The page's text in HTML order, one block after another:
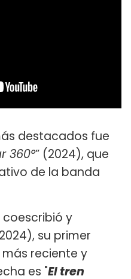
destacados fue
360°” (2024), que
de la banda
coescribió y
su primer
reciente y
es "El tren